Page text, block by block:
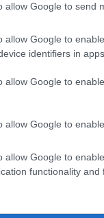
allow Google to send
allow Google to
identifiers in apps.
allow Google to
allow Google to
allow Google to
functionality and
szerint nagyon